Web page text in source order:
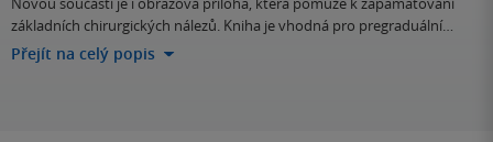
základních chirurgických nálezů. Kniha je vhodná pro pregraduální…
Přejít na celý popis